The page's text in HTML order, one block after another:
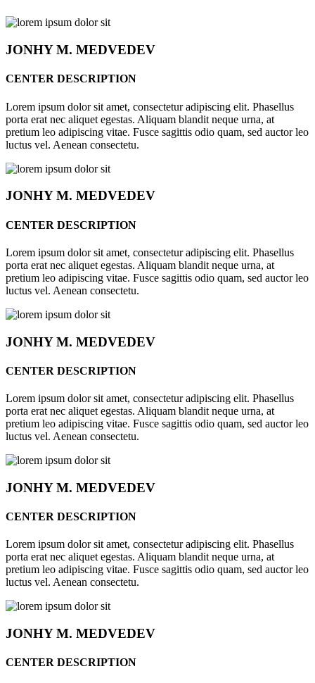
JONHYM. MEDVEDEV
CENTER DESCRIPTION
Lorem ipsum dolor sit amet, consectetur adipiscing elit. Phasellus
porta erat nec aliquet egestas. Aliquam blandit neque urna, at
pretium leo adipiscing vitae. Fusce sagittis odio quam, sed auctor leo
luctus vel. Aenean consectetu.
JONHYM. MEDVEDEV
CENTER DESCRIPTION
Lorem ipsum dolor sit amet, consectetur adipiscing elit. Phasellus
porta erat nec aliquet egestas. Aliquam blandit neque urna, at
pretium leo adipiscing vitae. Fusce sagittis odio quam, sed auctor leo
luctus vel. Aenean consectetu.
JONHYM. MEDVEDEV
CENTER DESCRIPTION
Lorem ipsum dolor sit amet, consectetur adipiscing elit. Phasellus
porta erat nec aliquet egestas. Aliquam blandit neque urna, at
pretium leo adipiscing vitae. Fusce sagittis odio quam, sed auctor leo
luctus vel. Aenean consectetu.
JONHYM. MEDVEDEV
CENTER DESCRIPTION
Lorem ipsum dolor sit amet, consectetur adipiscing elit. Phasellus
porta erat nec aliquet egestas. Aliquam blandit neque urna, at
pretium leo adipiscing vitae. Fusce sagittis odio quam, sed auctor leo
luctus vel. Aenean consectetu.
JONHYM. MEDVEDEV
CENTER DESCRIPTION